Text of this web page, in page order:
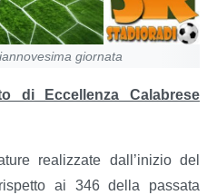
giornata
di Eccellenza Calabrese
realizzate dall’inizio del
ai 346 della passata